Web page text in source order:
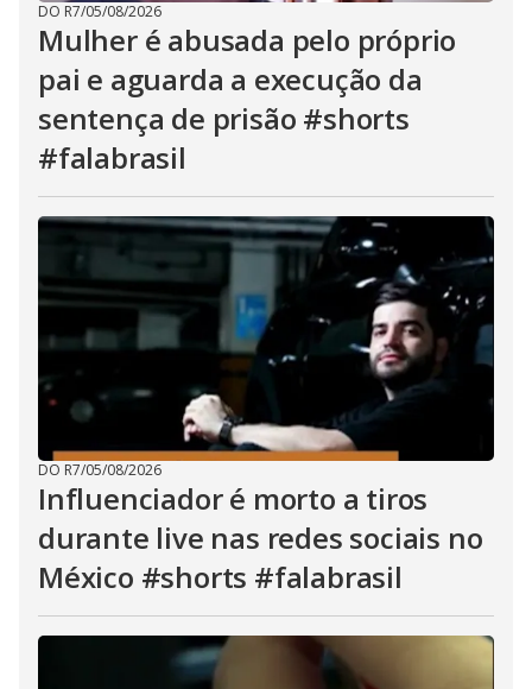
DO R7/05/08/2026
Mulher é abusada pelo próprio
pai e aguarda a execução da
sentença de prisão #shorts
#falabrasil
DO R7/05/08/2026
Influenciador é morto a tiros
durante live nas redes sociais no
México #shorts #falabrasil